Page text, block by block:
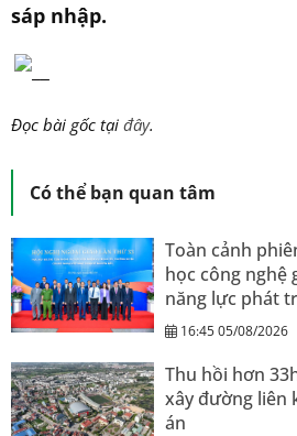
sáp nhập.
Đọc bài gốc tại đây.
Có thể bạn quan tâm
Toàn cảnh
học công nghệ
năng lực phát
16:45 05/08/2026
Thu hồi hơn
xây đường liên
án